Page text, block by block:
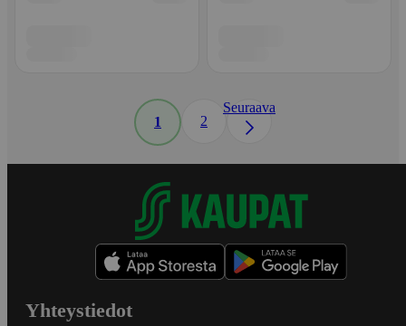
1 2
Seuraava
Yhteystiedot